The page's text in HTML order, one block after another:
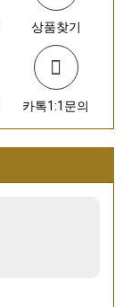
상품찾기
카톡1:1문의